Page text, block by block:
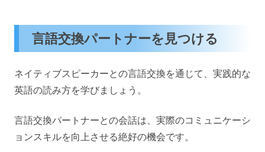
言語交換パートナーを見つける
ネイティブスピーカーとの言語交換を通じて、実践的な
英語の読み方を学びましょう。
言語交換パートナーとの会話は、実際のコミュニケーシ
ョンスキルを向上させる絶好の機会です。